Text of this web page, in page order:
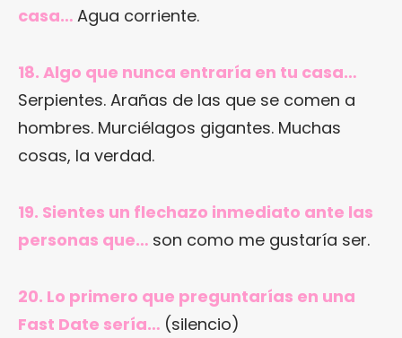
casa… Agua corriente.
18. Algo que nunca entraría en tu casa…
Serpientes. Arañas de las que se comen a
hombres. Murciélagos gigantes. Muchas
cosas, la verdad.
19. Sientes un flechazo inmediato ante las
personas que… son como me gustaría ser.
20. Lo primero que preguntarías en una
Fast Date sería… (silencio)